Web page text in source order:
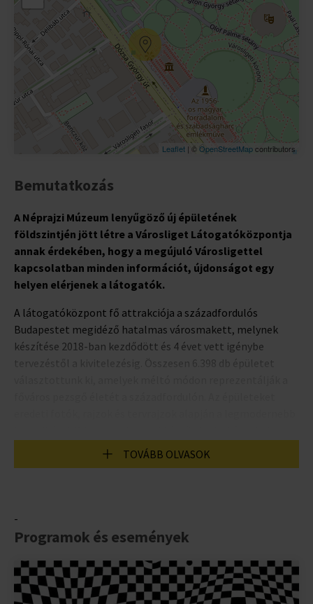
Leaflet | ©OpenStreetMapcontributors
Bemutatkozás
A Néprajzi Múzeum lenyűgöző új épületének
földszintjén jött létre a Városliget Látogatóközpontja
annak érdekében, hogy a megújuló Városligettel
kapcsolatban minden információt, újdonságot egy
helyen elérjenek a látogatók.
A látogatóközpont fő attrakciója a századfordulós
Budapestet megidéző hatalmas városmakett, melynek
készítése 2018-ban kezdődött és 4 évet vett igénybe
tervezéstől a kivitelezésig. Összesen 6.398 db épületet
egyes épület arányos mása a korabeli társának. Az összesen
azaz 175 hetet töltöttek el csak azzal, hogy biztosítsák:
minden épület korhűen kerül majd felépítésre. Felkerestek
múzeumokat, levéltárakat, átnéztek számtalan fotót,
híradást, folyóiratot és sok-sok órát töltöttek csak azzal,
TOVÁBB OLVASOK
-
Programok és események